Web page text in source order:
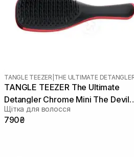
TANGLE TEEZER
TANGLE TEEZER The Ultimate
Detangler Chrome Mini The Devil
Wears Prada
Щітка для волосся
790₴